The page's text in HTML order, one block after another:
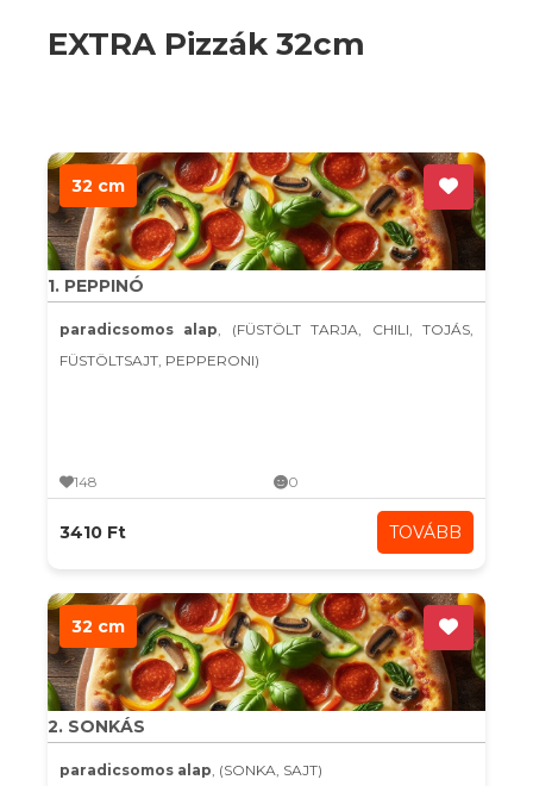
EXTRA Pizzák 32cm
32 cm
1. PEPPINÓ
paradicsomos alap, (FÜSTÖLT TARJA, CHILI, TOJÁS,
FÜSTÖLTSAJT, PEPPERONI)
148 0
3410 Ft TOVÁBB
32 cm
2. SONKÁS
paradicsomos alap, (SONKA, SAJT)